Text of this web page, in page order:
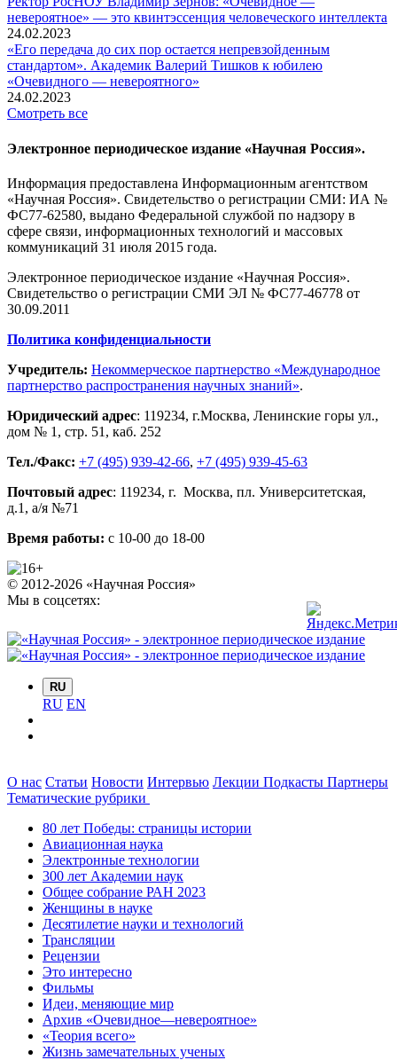
невероятное» — это квинтэссенция человеческого интеллекта
24.02.2023
«Его передача до сих пор остается непревзойденным
стандартом». Академик Валерий Тишков к юбилею
«Очевидного — невероятного»
24.02.2023
Смотреть все
Электронное периодическое издание «Научная Россия».
Информация предоставлена Информационным агентством
«Научная Россия». Свидетельство о регистрации СМИ: ИА №
ФС77-62580, выдано Федеральной службой по надзору в
сфере связи, информационных технологий и массовых
коммуникаций 31 июля 2015 года.
Электронное периодическое издание «Научная Россия».
Свидетельство о регистрации СМИ ЭЛ № ФС77-46778 от
30.09.2011
Политика конфиденциальности
Учредитель: Некоммерческое партнерство «Международное
партнерство распространения научных знаний».
Юридический адрес: 119234, г.Москва, Ленинские горы ул.,
дом № 1, стр. 51 , каб. 252
Тел./Факс: +7 (495) 939-42-66, +7 (495) 939-45-63
Почтовый адрес: 119234, г. Москва, пл. Университетская,
д.1 , а/я №71
Время работы: с 10-00 до 18-00
© 2012-2026 «Научная Россия»
Мы в соцсетях:
RU
RU EN
О нас Статьи Новости Интервью Лекции Подкасты Партнеры
Тематические рубрики
80 лет Победы: страницы истории
Авиационная наука
Электронные технологии
300 лет Академии наук
Общее собрание РАН 2023
Женщины в науке
Десятилетие науки и технологий
Трансляции
Рецензии
Это интересно
Фильмы
Идеи, меняющие мир
Архив «Очевидное—невероятное»
«Теория всего»
Жизнь замечательных ученых